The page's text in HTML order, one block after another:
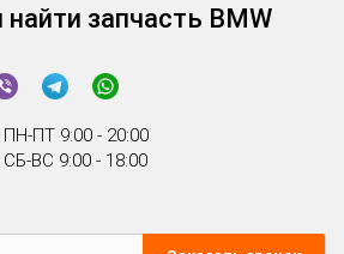
запчасть BMW
ПН-ПТ 9:00 - 20:00
СБ-ВС 9:00 - 18:00